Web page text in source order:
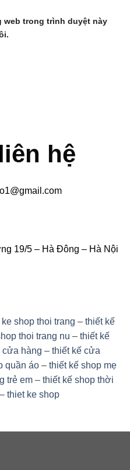
web trong trình duyệt này
hệ
19/5 – Hà Đông – Hà Nội
shop thoi trang – thiết kế
thoi trang nu – thiết kế
cửa hàng – thiết kế cửa
quần áo – thiết kế shop mẹ
trẻ em – thiết kế shop thời
– thiet ke shop